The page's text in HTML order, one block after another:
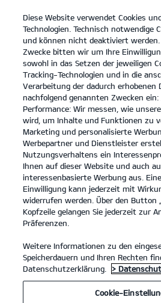
open
menu
Der Kia K4
... ... DER KIA K4
Der neue Kia
Komfort in jedem
Diese Website verwendet Cookies
Technologien. Technisch notwendige
und können nicht deaktiviert
Zwecke bitten wir um Ihre
sowohl in das Setzen der jeweiligen
Tracking-Technologien und in die
Verarbeitung der dadurch erhobenen
nachfolgend genannten Zwecken
Performance: Wir messen, wie
wird, um Inhalte und Funktionen zu
Marketing und personalisierte
Werbepartner und Dienstleister
Nutzungsverhaltens ein
Ihnen auf dieser Website und auch
interessenbasierte Werbung aus.
Einwilligung kann jederzeit mit
widerrufen werden. Über den Button
Kopfzeile gelangen Sie jederzeit zur
Präferenzen.
Weitere Informationen zu den
Speicherdauern und Ihren Rechten
Datenschutzerklärung.
>
Cookie-